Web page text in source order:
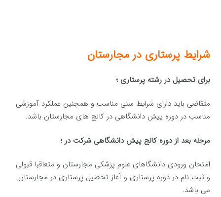
شرایط پرستاری در مجارستان
برای تحصیل در رشته پرستاری ؛
متقاضی باید دارای شرایط سنی مناسب و همچنین عملکرد آموزشی
مناسب در دوره پیش دانشگاهی در کالج های مجارستان باشد.
مرحله بعد از دوره کالج پیش دانشگاهی شرکت در ؛
امتحان ورودی دانشگاهای علوم پزشکی مجارستان و متعاقبا قبولی
و ثبت نام در دوره پرستاری و آغاز تحصیل پرستاری در مجارستان
می باشد.